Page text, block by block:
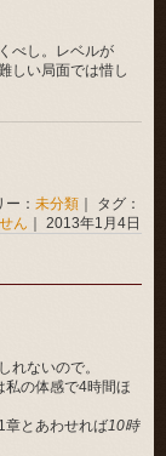
べし。レベルが
しい局面では惜し
： 未分類｜ タグ：
ん ｜ 2013年1月4日
れないので。
私の体感で4時間ほ
章とあわせれば10時